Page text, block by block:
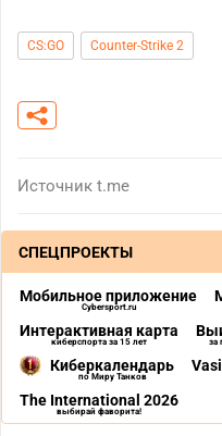
CS:GO Counter-Strike 2
Источник t.me
СПЕЦПРОЕКТЫ
Мобильное приложение
Cybersport.ru
Интерактивная карта
киберспорта за 15 лет за
Киберкалендарь
по Миру Танков
The International 2026
выбирай фаворита!